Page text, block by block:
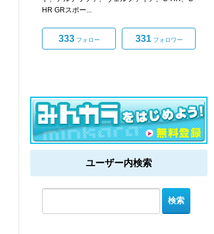
HR GRスポー...
333フォロー 331フォロワー
ユーザー内検索